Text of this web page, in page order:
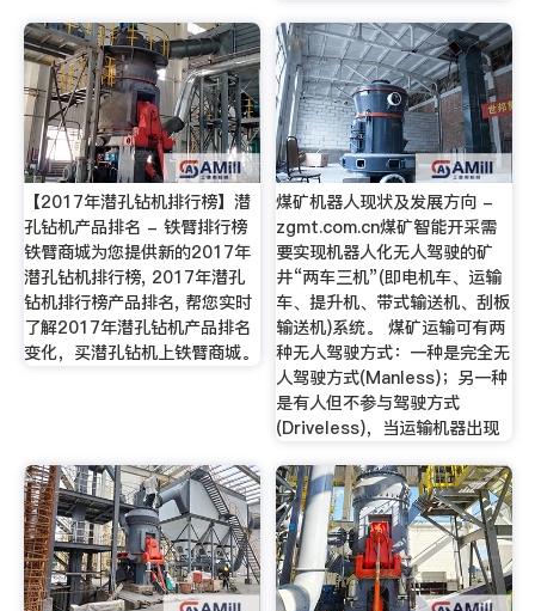
【2017年潜孔钻机排行榜】潜
孔钻机产品排名 - 铁臂排行榜
铁臂商城为您提供新的2017年
潜孔钻机排行榜, 2017年潜孔
钻机排行榜产品排名, 帮您实时
了解2017年潜孔钻机产品排名
变化，买潜孔钻机上铁臂商城。
煤矿机器人现状及发展方向 -
zgmt.com.cn煤矿智能开采需
要实现机器人化无人驾驶的矿
井“两车三机”(即电机车、运输
车、提升机、带式输送机、刮板
输送机)系统。 煤矿运输可有两
种无人驾驶方式：一种是完全无
人驾驶方式(Manless)；另一种
是有人但不参与驾驶方式
(Driveless)，当运输机器出现